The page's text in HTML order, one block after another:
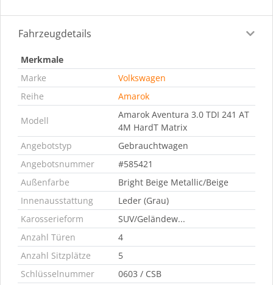
Fahrzeugdetails
Merkmale
Marke
Volkswagen
Reihe
Amarok
Modell
Amarok Aventura 3.0 TDI 241 AT
4M HardT Matrix
Angebotstyp
Gebrauchtwagen
Angebotsnummer
#585421
Außenfarbe
Bright Beige Metallic/Beige
Innenausstattung
Leder (Grau)
Karosserieform
SUV/Geländew...
Anzahl Türen
4
Anzahl Sitzplätze
5
Schlüsselnummer
0603 / CSB